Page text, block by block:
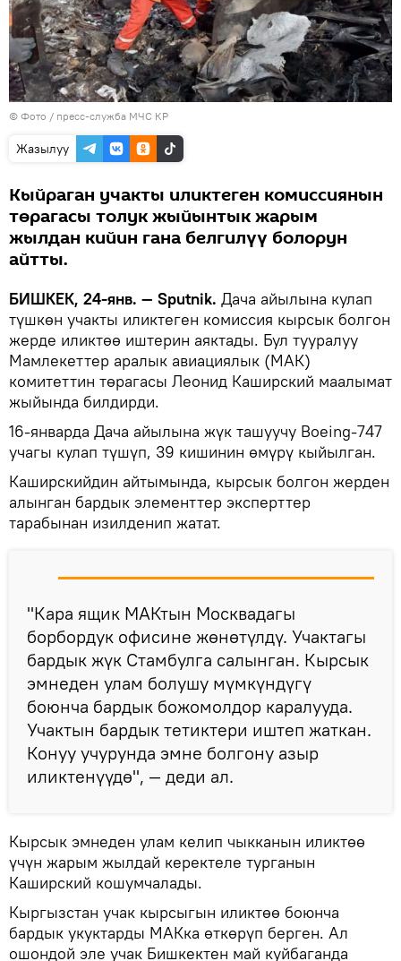
© Фото / пресс-служба МЧС КР
Жазылуу
Кыйраган учакты иликтеген комиссиянын
төрагасы толук жыйынтык жарым
жылдан кийин гана белгилүү болорун
айтты.
БИШКЕК, 24-янв. — Sputnik. Дача айылына кулап
түшкөн учакты иликтеген комиссия кырсык болгон
жерде иликтөө иштерин аяктады. Бул тууралуу
Мамлекеттер аралык авиациялык (МАК)
комитеттин төрагасы Леонид Каширский маалымат
жыйында билдирди.
16-январда Дача айылына жүк ташуучу Boeing-747
учагы кулап түшүп, 39 кишинин өмүрү кыйылган.
Каширскийдин айтымында, кырсык болгон жерден
алынган бардык элементтер эксперттер
тарабынан изилденип жатат.
"Кара ящик МАКтын Москвадагы
борбордук офисине жөнөтүлдү. Учактагы
бардык жүк Стамбулга салынган. Кырсык
эмнеден улам болушу мүмкүндүгү
боюнча бардык божомолдор каралууда.
Учактын бардык тетиктери иштеп жаткан.
Конуу учурунда эмне болгону азыр
иликтенүүдө", — деди ал.
Кырсык эмнеден улам келип чыкканын иликтөө
үчүн жарым жылдай керектеле турганын
Каширский кошумчалады.
Кыргызстан учак кырсыгын иликтөө боюнча
бардык укуктарды МАКка өткөрүп берген. Ал
ошондой эле учак Бишкектен май куйбаганда